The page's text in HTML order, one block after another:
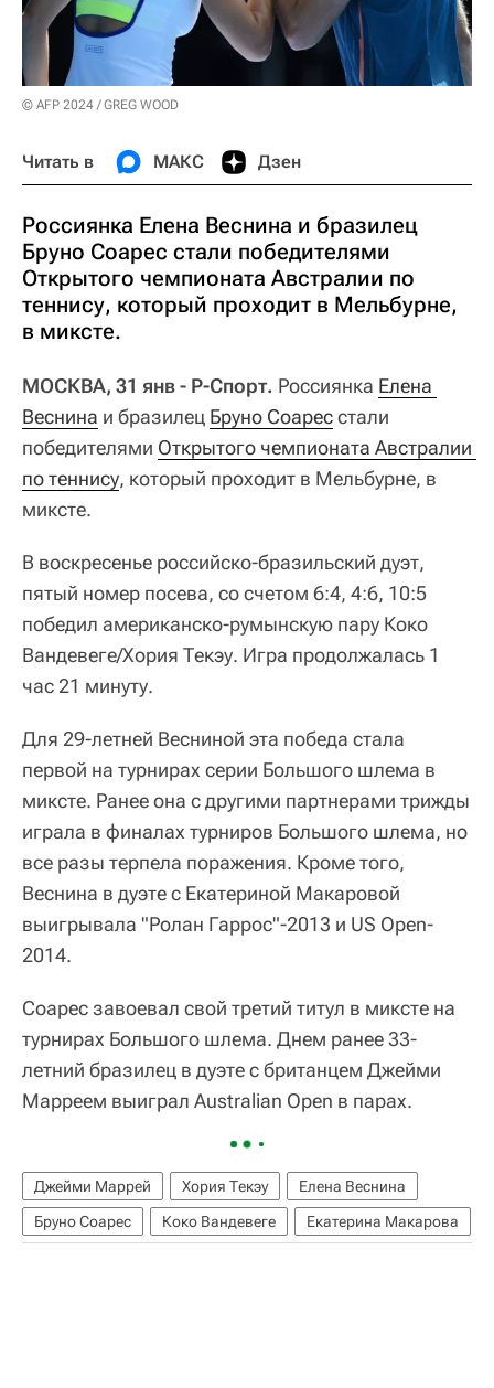
© AFP 2024 / GREG WOOD
Читать в МАКС Дзен
Россиянка Елена Веснина и бразилец
Бруно Соарес стали победителями
Открытого чемпионата Австралии по
теннису, который проходит в Мельбурне,
в миксте.
МОСКВА, 31 янв - Р-Спорт. Россиянка Елена
Веснина и бразилец Бруно Соаресстали
победителями Открытого чемпионата Австралии
по теннису, который проходит в Мельбурне, в
миксте.
В воскресенье российско-бразильский дуэт,
пятый номер посева, со счетом 6:4, 4:6, 10:5
победил американско-румынскую пару Коко
Вандевеге/Хория Текэу. Игра продолжалась 1
час 21 минуту.
Для 29-летней Весниной эта победа стала
первой на турнирах серии Большого шлема в
миксте. Ранее она с другими партнерами трижды
играла в финалах турниров Большого шлема, но
все разы терпела поражения. Кроме того,
Веснина в дуэте с Екатериной Макаровой
выигрывала "Ролан Гаррос"-2013 и US Open-
2014.
Соарес завоевал свой третий титул в миксте на
турнирах Большого шлема. Днем ранее 33-
летний бразилец в дуэте с британцем Джейми
Марреем выиграл Australian Open в парах.
Джейми Маррей Хория Текэу
Елена Веснина
Бруно Соарес
Коко Вандевеге Екатерина Макарова